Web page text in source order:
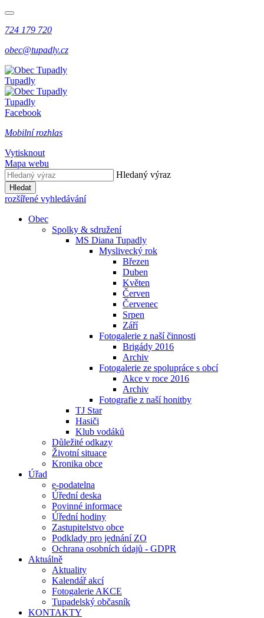
724 179 720
obec@tupadly.cz
Tupadly
Tupadly
Facebook
Mobilní rozhlas
Vytisknout
Mapa webu
Hledaný výraz
Hledat
rozšířené vyhledávání
Obec
Spolky & sdružení
MS Diana Tupadly
Myslivecký rok
Březen
Duben
Květen
Červen
Červenec
Srpen
Září
Fotogalerie z naší činnosti
Brigády 2016
Archiv
Fotogalerie ze spolupráce s obcí
Akce v roce 2016
Archiv
Fotografie z naší honitby
TJ Star
Hasiči
Klub vodáků
Důležité odkazy
Životní situace
Kronika obce
Úřad
e-podatelna
Úřední deska
Povinné informace
Úřední hodiny
Zastupitelstvo obce
Podklady pro jednání ZO
Ochrana osobních údajů - GDPR
Aktuálně
Aktuality
Kalendář akcí
Fotogalerie AKCE
Tupadelský občasník
KONTAKTY